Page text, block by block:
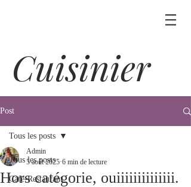
Cuisinier
Post
Tous les posts
Café-Restaurant
Tous les posts
Hors catégorie, ouiiiiiiiiiiiiii.
Admin
5 août 2025 6 min de lecture